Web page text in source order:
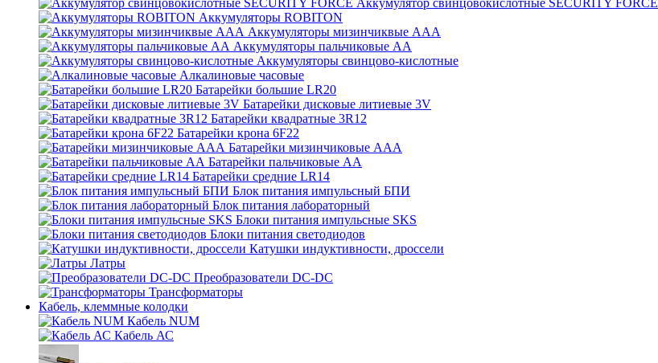
Аккумуляторы ROBITON
Аккумуляторы мизинчиквые ААА
Аккумуляторы пальчиковые АА
Аккумуляторы свинцово-кислотные
Алкалиновые часовые
Батарейки большие LR20
Батарейки дисковые литиевые 3V
Батарейки квадратные 3R12
Батарейки крона 6F22
Батарейки мизинчиковые ААА
Батарейки пальчиковые АА
Батарейки средние LR14
Блок питания импульсный БПИ
Блок питания лабораторный
Блоки питания импульсные SKS
Блоки питания светодиодов
Катушки индуктивности, дроссели
Латры
Преобразователи DC-DC
Трансформаторы
Кабель, клеммные колодки
Кабель NUM
Кабель АС